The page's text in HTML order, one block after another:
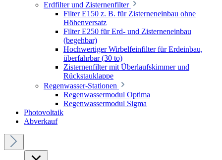
Erdfilter und Zisternenfilter
Filter E150 z. B. für Zisterneneinbau ohne
Höhenversatz
Filter E250 für Erd- und Zisterneneinbau
(begehbar)
Hochwertiger Wirbelfeinfilter für Erdeinbau,
überfahrbar (30 to)
Zisternenfilter mit Überlaufskimmer und
Rückstauklappe
Regenwasser-Stationen
Regenwassermodul Optima
Regenwassermodul Sigma
Photovoltaik
Abverkauf